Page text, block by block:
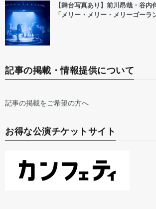
【舞台写真あり】前川昂哉・谷
「メリー・メリー・メリーゴーラ
記事の掲載・情報提供について
記事の掲載をご希望の方へ
お得な公演チケットサイト